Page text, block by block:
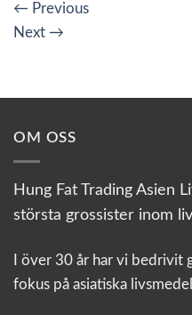
← Previous
Next →
OM OSS
Hung Fat Trading Asien
största grossister inom
I över 30 år har vi bedrivit
fokus på asiatiska